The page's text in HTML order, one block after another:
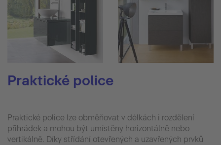
Praktické police
Praktické police lze obměňovat v délkách i rozdělení
přihrádek a mohou být umístěny horizontálně nebo
vertikálně. Díky střídání otevřených a uzavřených prvků